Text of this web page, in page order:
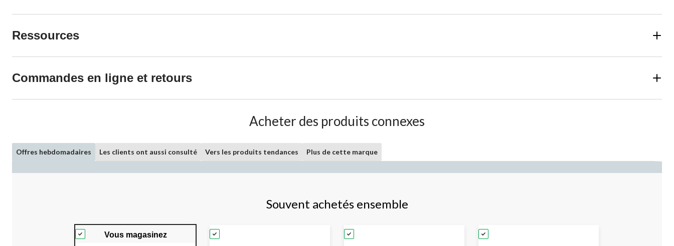
Ressources
Commandes en ligne et retours
Acheter des produits connexes
Offres hebdomadaires Les clients ont aussi consulté Vers les produits tendances Plus de cette marque
Souvent achetés ensemble
Vous magasinez